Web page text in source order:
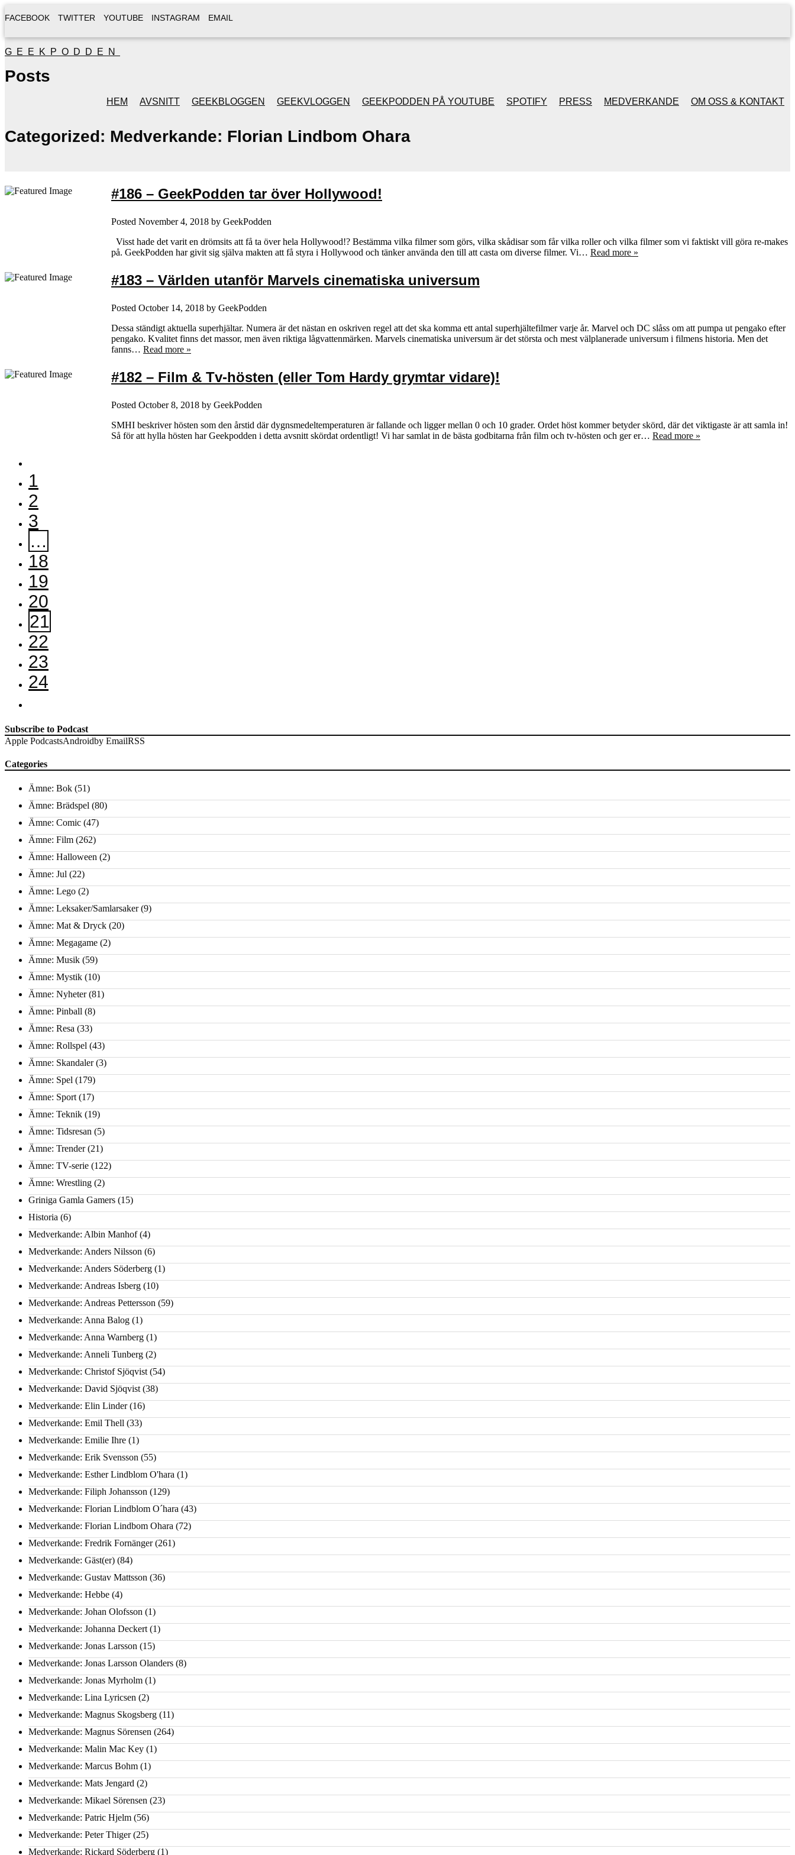
FACEBOOK TWITTER YOUTUBE INSTAGRAM EMAIL
GEEKPODDEN
HEM AVSNITT GEEKBLOGGEN GEEKVLOGGEN GEEKPODDEN PÅ YOUTUBE
GEEKPODDEN RETRO
& FILIPH
JULSPECIALER 2013
SPOTIFY PRESS MEDVERKANDE OM OSS & KONTAKT
Posts
Categorized: Medverkande: Florian Lindbom Ohara
#186 – GeekPodden tar över Hollywood!
Posted November 4, 2018 by GeekPodden
Visst hade det varit en drömsits att få ta över hela Hollywood!? Bestämma vilka filmer som görs, vilka skådisar som får vilka roller och vilka filmer som vi faktiskt vill göra re-makes
på. GeekPodden har givit sig själva makten att få styra i Hollywood och tänker använda den till att casta om diverse filmer. Vi… Read more »
#183 – Världen utanför Marvels cinematiska universum
Posted October 14, 2018 by GeekPodden
Dessa ständigt aktuella superhjältar. Numera är det nästan en oskriven regel att det ska komma ett antal superhjältefilmer varje år. Marvel och DC slåss om att pumpa ut pengako efter
pengako. Kvalitet finns det massor, men även riktiga lågvattenmärken. Marvels cinematiska universum är det största och mest välplanerade universum i filmens historia. Men det
fanns… Read more »
#182 – Film & Tv-hösten (eller Tom Hardy grymtar vidare)!
Posted October 8, 2018 by GeekPodden
SMHI beskriver hösten som den årstid där dygnsmedeltemperaturen är fallande och ligger mellan 0 och 10 grader. Ordet höst kommer betyder skörd, där det viktigaste är att samla in!
Så för att hylla hösten har Geekpodden i detta avsnitt skördat ordentligt! Vi har samlat in de bästa godbitarna från film och tv-hösten och ger er… Read more »
1
2
3
…
18
19
20
21
22
23
24
Subscribe to Podcast
Apple PodcastsAndroidby EmailRSS
Categories
Ämne: Bok (51)
Ämne: Brädspel (80)
Ämne: Comic (47)
Ämne: Film (262)
Ämne: Halloween (2)
Ämne: Jul (22)
Ämne: Lego (2)
Ämne: Leksaker/Samlarsaker(9)
Ämne: Mat & Dryck (20)
Ämne: Megagame (2)
Ämne: Musik (59)
Ämne: Mystik (10)
Ämne: Nyheter(81)
Ämne: Pinball (8)
Ämne: Resa (33)
Ämne: Rollspel (43)
Ämne: Skandaler(3)
Ämne: Spel (179)
Ämne: Sport (17)
Ämne: Teknik (19)
Ämne: Tidsresan (5)
Ämne: Trender(21)
Ämne: TV-serie (122)
Ämne: Wrestling (2)
Griniga Gamla Gamers (15)
Historia (6)
Medverkande: Albin Manhof(4)
Medverkande: Anders Nilsson (6)
Medverkande: Anders Söderberg (1)
Medverkande: Andreas Isberg (10)
Medverkande: Andreas Pettersson (59)
Medverkande: Anna Balog (1)
Medverkande: Anna Warnberg (1)
Medverkande: Anneli Tunberg (2)
Medverkande: Christof Sjöqvist (54)
Medverkande: David Sjöqvist (38)
Medverkande: Elin Linder(16)
Medverkande: Emil Thell (33)
Medverkande: Emilie Ihre (1)
Medverkande: Erik Svensson (55)
Medverkande: Esther Lindblom O'hara (1)
Medverkande: Filiph Johansson (129)
Medverkande: Florian Lindblom O´hara (43)
Medverkande: Florian Lindbom Ohara (72)
Medverkande: Fredrik Fornänger(261)
Medverkande: Gäst(er) (84)
Medverkande: Gustav Mattsson (36)
Medverkande: Hebbe (4)
Medverkande: Johan Olofsson (1)
Medverkande: Johanna Deckert (1)
Medverkande: Jonas Larsson (15)
Medverkande: Jonas Larsson Olanders (8)
Medverkande: Jonas Myrholm (1)
Medverkande: Lina Lyricsen (2)
Medverkande: Magnus Skogsberg (11)
Medverkande: Magnus Sörensen (264)
Medverkande: Malin Mac Key (1)
Medverkande: Marcus Bohm (1)
Medverkande: Mats Jengard (2)
Medverkande: Mikael Sörensen (23)
Medverkande: Patric Hjelm (56)
Medverkande: Peter Thiger(25)
Medverkande: Rickard Söderberg (1)